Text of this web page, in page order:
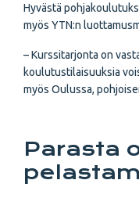
Hyvästä
myös YTN:n
– Kurssitarjonta on
koulutustilaisuuksia
myös Oulussa,
Parasta